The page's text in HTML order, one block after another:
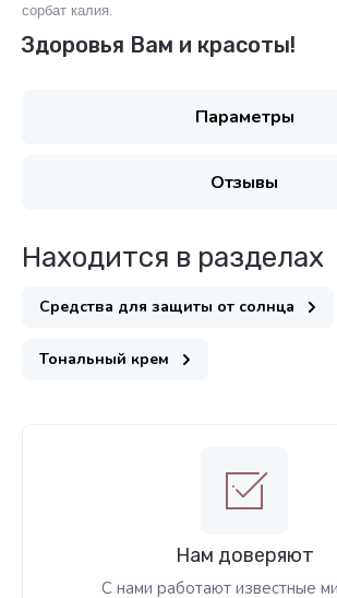
сорбат калия.
Здоровья Вам и красоты!
Параметры
Отзывы
Находится в разделах
Средства для защиты от солнца
Тональный крем
Нам доверяют
С нами работают известные